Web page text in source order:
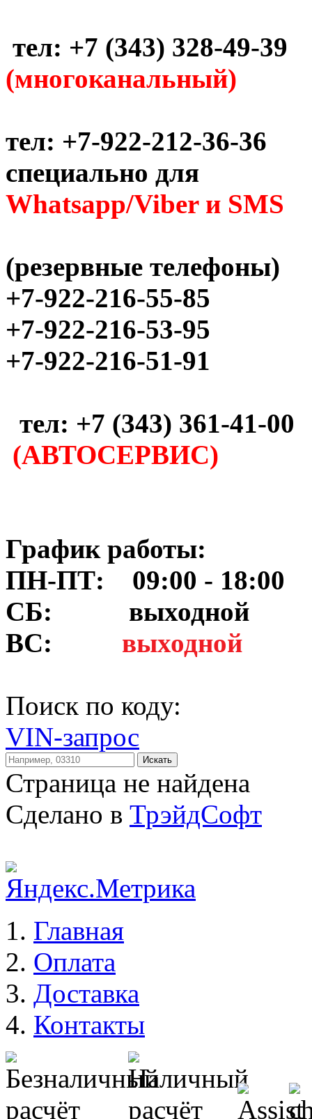
тел: +7 (343) 328-49-39
(многоканальный)
тел: +7-922-212-36-36
специально для
Whatsapp/Viber и SMS
(резервные телефоны)
+7-922-216-55-85
+7-922-216-53-95
+7-922-216-51-91
тел: +7 (343) 361-41-00
(АВТОСЕРВИС)
График работы:
ПН-ПТ: 09:00 - 18:00
СБ:
выходной
ВС: выходной
Поиск по коду:
VIN-запрос
Искать
Страница не найдена
Сделано в ТрэйдСофт
Главная
Оплата
Доставка
Контакты